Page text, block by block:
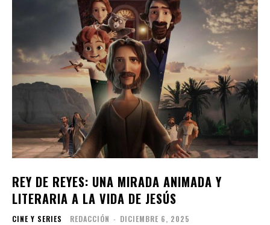
REY DE REYES: UNA MIRADA ANIMADA Y
LITERARIA A LA VIDA DE JESÚS
CINE Y SERIES REDACCIÓN - DICIEMBRE 6, 2025